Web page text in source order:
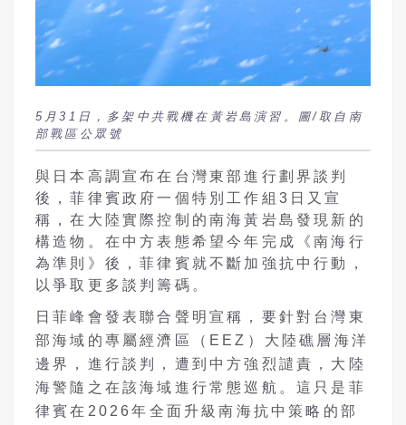
5月31日，多架中共戰機在黃岩島演習。圖/取自南
部戰區公眾號
與日本高調宣布在台灣東部進行劃界談判
後，菲律賓政府一個特別工作組 3 日又宣
稱，在大陸實際控制的南海黃岩島發現新的
構造物。在中方表態希望今年完成《南海行
為準則》後，菲律賓就不斷加強抗中行動，
以爭取更多談判籌碼。
日菲峰會發表聯合聲明宣稱，要針對台灣東
部海域的專屬經濟區（ EEZ ）大陸礁層海洋
邊界，進行談判，遭到中方強烈譴責，大陸
海警隨之在該海域進行常態巡航。這只是菲
律賓在 2026年全面升級南海抗中策略的部